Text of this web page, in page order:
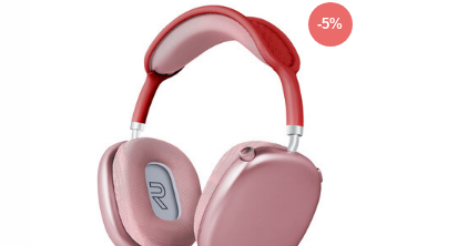
ZOBRAZIT
-5%